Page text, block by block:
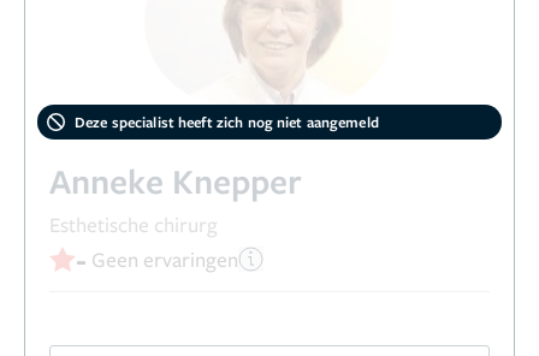
Deze specialist heeft zich nog niet aangemeld
Anneke Knepper
Esthetische chirurg
- Geen ervaringen